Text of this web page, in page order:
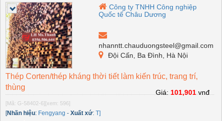
Công ty TNHH Công nghiệp
Quốc tế Châu Dương
nhanntt.chauduongsteel@gmail.com
Đội Cấn, Ba Đình, Hà Nội
Thép Corten/thép kháng thời tiết làm kiến trúc, trang trí,
thùng
[Mã: G-58402-6] [xem: 596]
[Nhãn hiệu: Fengyang - Xuất xứ: T]
Giá:101,901vnđ